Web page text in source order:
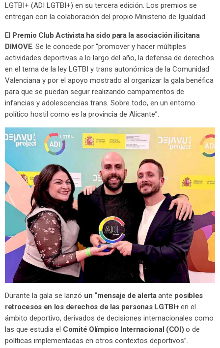
LGTBI+ (ADI LGTBI+) en su tercera edición. Los premios se
entregan con la colaboración del propio Ministerio de Igualdad.
El Premio Club Activista ha sido para la asociación ilicitana
DIMOVE. Se le concede por “promover y hacer múltiples
actividades deportivas a lo largo del año, la defensa de derechos
en el tema de la ley LGTBI y trans autonómica de la Comunidad
Valenciana y por el apoyo mostrado al organizar la gala benéfica
para que se puedan seguir realizando campamentos de
infancias y adolescencias trans. Sobre todo, en un entorno
político hostil como es la provincia de Alicante”.
Durante la gala se lanzó un “mensaje de alertaante posibles
retrocesos en los derechos de las personas LGTBI+en el
ámbito deportivo, derivados de decisiones internacionales como
las que estudia el Comité Olímpico Internacional (COI)o de
políticas implementadas en otros contextos deportivos”.